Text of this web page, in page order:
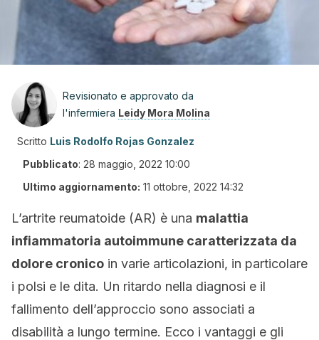
Revisionato e approvato da
l'infermiera Leidy Mora Molina
Scritto Luis Rodolfo Rojas Gonzalez
Pubblicato: 28 maggio, 2022 10:00
Ultimo aggiornamento: 11 ottobre, 2022 14:32
L’artrite reumatoide (AR) è una malattia
infiammatoria autoimmune caratterizzata da
dolore cronico in varie articolazioni, in particolare
i polsi e le dita. Un ritardo nella diagnosi e il
fallimento dell’approccio sono associati a
disabilità a lungo termine. Ecco i vantaggi e gli